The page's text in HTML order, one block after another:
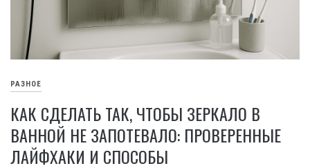
РАЗНОЕ
КАК СДЕЛАТЬ ТАК, ЧТОБЫ ЗЕРКАЛО В
ВАННОЙ НЕ ЗАПОТЕВАЛО: ПРОВЕРЕННЫЕ
ЛАЙФХАКИ И СПОСОБЫ